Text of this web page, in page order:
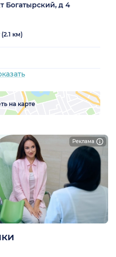
Реклама
Богатырский, д 4
км)
на карте